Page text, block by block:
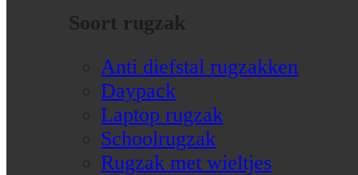
Soort rugzak
Anti diefstal rugzakken
Daypack
Laptop rugzak
Schoolrugzak
Rugzak met wieltjes